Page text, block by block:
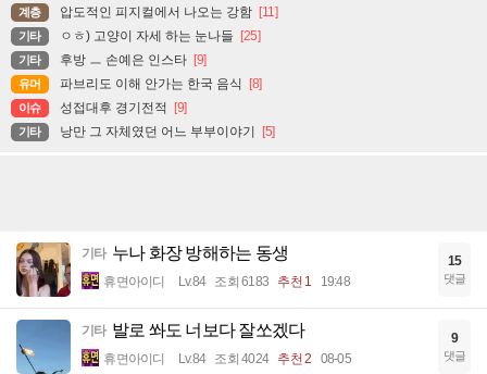
계층 압도적인 피지컬에서 나오는 강함 [11]
기타 ㅇㅎ) 고양이 자세 하는 눈나들 [25]
기타 후방 ㅡ 손예은 인스타 [9]
유머 파브리도 이해 안가는 한국 음식 [8]
이슈 성접대후 경기전적 [9]
기타 낭만 그 자체였던 어느 부부이야기 [5]
기타 누나 화장 방해하는 동생
휴면아이디 Lv.84 조회 6183 추천 1 19:48
15
댓글
기타 발로 쏴도 너보다 잘쏘겠다
휴면아이디 Lv.84 조회 4024 추천 2 08-05
9
댓글